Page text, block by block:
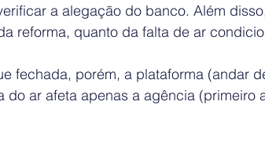
a alegação do banco. Além
reforma, quanto da falta de ar
fechada, porém, a plataforma (andar
do ar afeta apenas a agência (primeiro